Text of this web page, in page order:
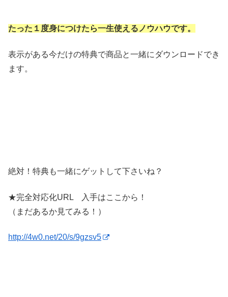
たった１度身につけたら一生使えるノウハウです。
表示がある今だけの特典で商品と一緒にダウンロードでき
ます。
絶対！特典も一緒にゲットして下さいね？
★完全対応化URL 入手はここから！
（まだあるか見てみる！）
http://4w0.net/20/s/9gzsv5